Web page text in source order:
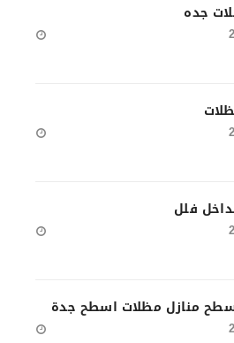
جده
فلل
منازل مظلات اسطح جدة